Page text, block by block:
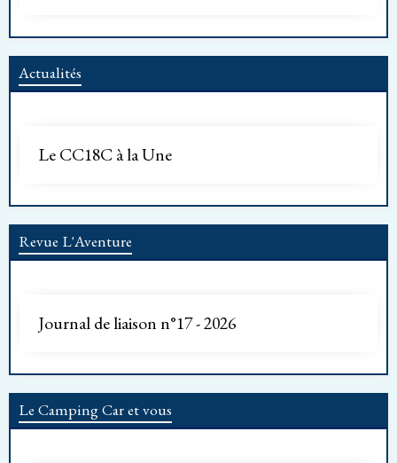
Actualités
Le CC18C à la Une
Revue L'Aventure
Journal de liaison n°17 - 2026
Le Camping Car et vous